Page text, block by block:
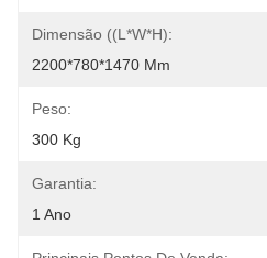
Dimensão ((L*W*H):
2200*780*1470 Mm
Peso:
300 Kg
Garantia:
1 Ano